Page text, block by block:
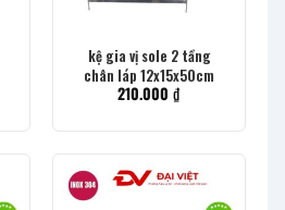
kệ gia vị sole 2 tầng
chân láp 12x15x50cm
210.000 ₫